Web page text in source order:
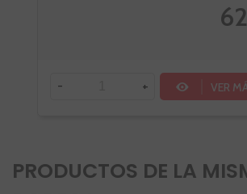
- + VER
PRODUCTOS DE LA